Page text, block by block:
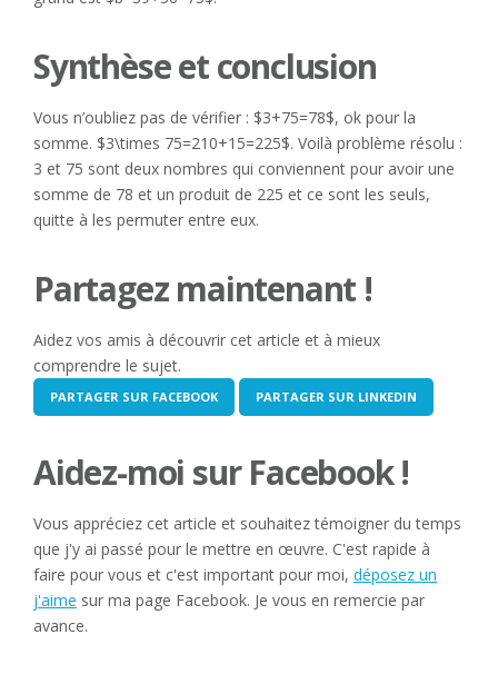
Synthèse et conclusion
Vous n’oubliez pas de vérifier : $3+75=78$, ok pour la
somme. $3\times 75=210+15=225$. Voilà problème résolu :
3 et 75 sont deux nombres qui conviennent pour avoir une
somme de 78 et un produit de 225 et ce sont les seuls,
quitte à les permuter entre eux.
Partagez maintenant !
Aidez vos amis à découvrir cet article et à mieux
comprendre le sujet.
PARTAGER SUR FACEBOOK PARTAGER SUR LINKEDIN
Aidez-moi sur Facebook !
Vous appréciez cet article et souhaitez témoigner du temps
que j'y ai passé pour le mettre en œuvre. C'est rapide à
faire pour vous et c'est important pour moi, déposez un
j'aime sur ma page Facebook. Je vous en remercie par
avance.